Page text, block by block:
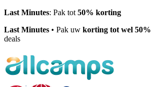
Last Minutes: Pak tot 50% korting
Last Minutes • Pak uw korting tot wel 50%
deals